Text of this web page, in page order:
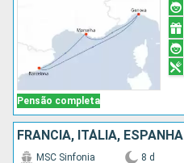
Pensão completa
FRANCIA, ITÁLIA, ESPANHA
MSC Sinfonia 8 d